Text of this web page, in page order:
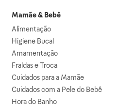
Mamãe & Bebê
Alimentação
Higiene Bucal
Amamentação
Fraldas e Troca
Cuidados para a Mamãe
Cuidados com a Pele do Bebê
Hora do Banho